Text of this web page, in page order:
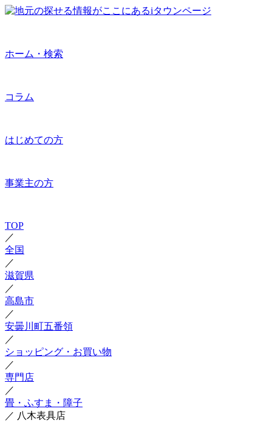
ホーム・検索
コラム
はじめての方
事業主の方
TOP
／
全国
／
滋賀県
／
高島市
／
安曇川町五番領
／
ショッピング・お買い物
／
専門店
／
畳・ふすま・障子
／ 八木表具店